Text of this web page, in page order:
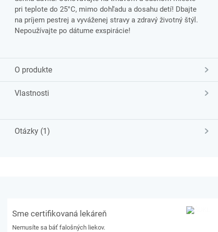
pri teplote do 25°C, mimo dohľadu a dosahu detí! Dbajte
na príjem pestrej a vyváženej stravy a zdravý životný štýl.
Nepoužívajte po dátume exspirácie!
O produkte
Vlastnosti
Otázky (1)
Sme certifikovaná lekáreň
Nemusíte sa báť falošných liekov.